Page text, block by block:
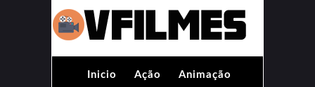
Inicio Ação Animação